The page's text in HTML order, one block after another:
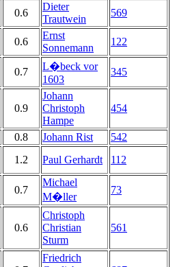
0.6
Dieter
Trautwein
569
0.6
Ernst
Sonnemann
122
0.7
L�beck vor
1603
345
0.9
Johann
Christoph
Hampe
454
0.8 Johann Rist
542
1.2 Paul Gerhardt
112
0.7
Michael
M�ller
73
0.6
Christoph
Christian
Sturm
561
Friedrich